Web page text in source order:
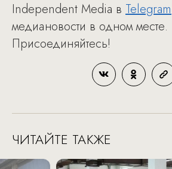
Independent Media в Telegram
медиановости в одном месте.
Присоединяйтесь!
ЧИТАЙТЕ ТАКЖЕ